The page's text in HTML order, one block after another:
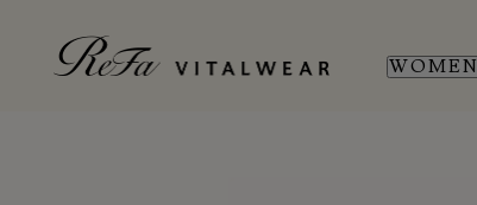
WOMEN